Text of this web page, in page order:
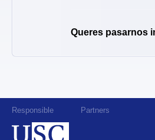
Queres pasarnos
Responsible Partners